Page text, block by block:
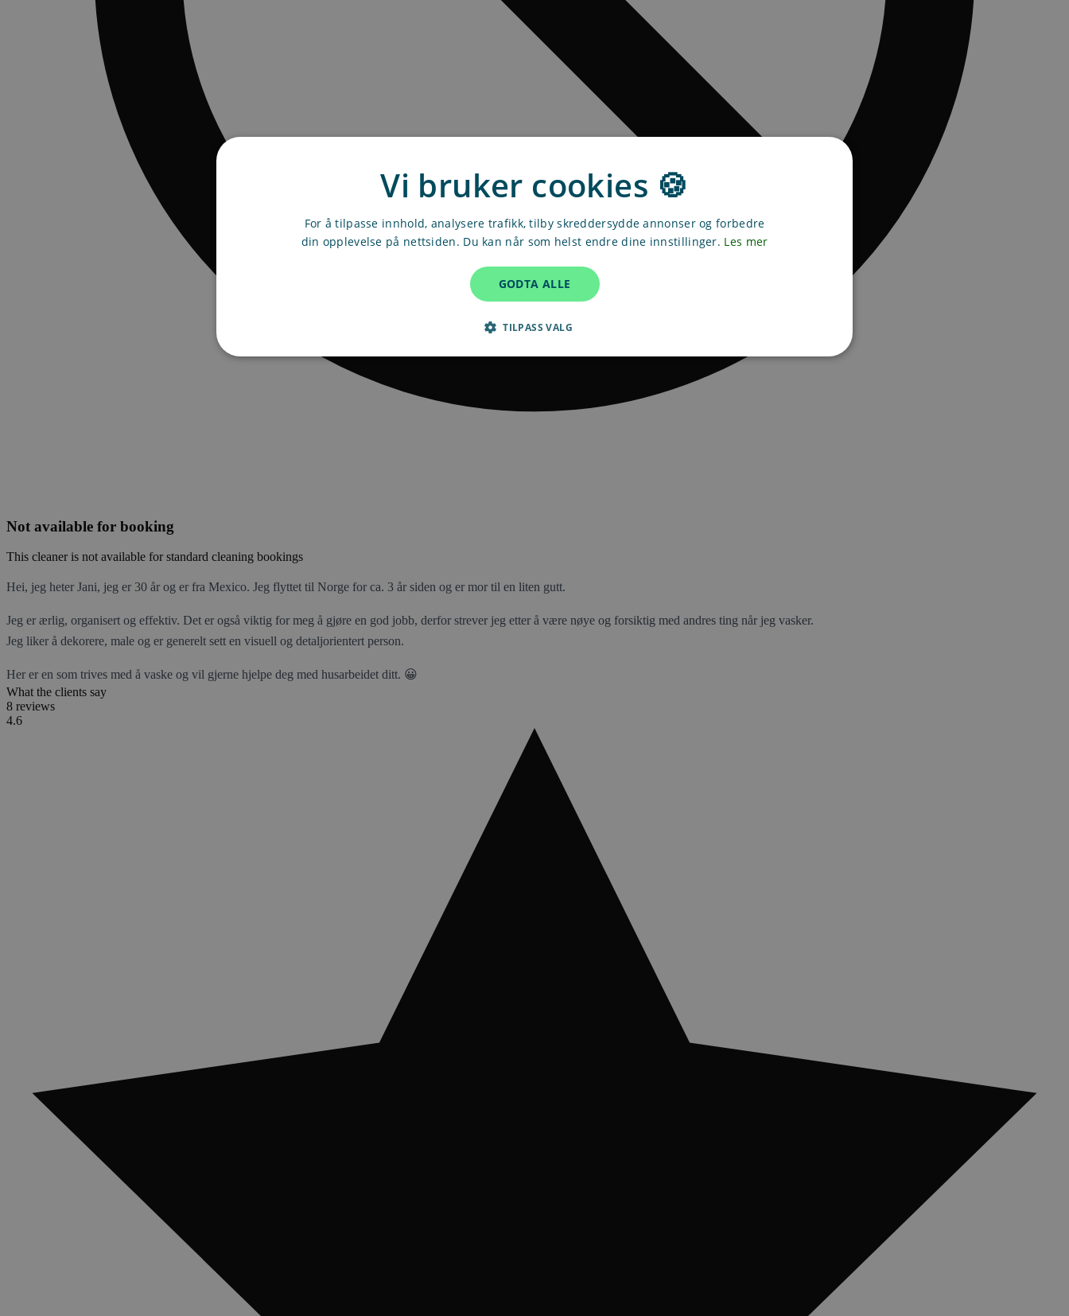
Not available for booking
This cleaner is not available for standard cleaning bookings
Hei, jeg heter Jani, jeg er 30 år og er fra Mexico. Jeg flyttet til Norge for ca. 3 år siden og er mor til en liten gutt.
Jeg er ærlig, organisert og effektiv. Det er også viktig for meg å gjøre en god jobb, derfor strever jeg etter å være nøye og forsiktig med andres ting når jeg vasker.
Jeg liker å dekorere, male og er generelt sett en visuell og detaljorientert person.
Her er en som trives med å vaske og vil gjerne hjelpe deg med husarbeidet ditt. 😀
What the clients say
8 reviews
4.6
Vi bruker cookies 🍪
For å tilpasse innhold, analysere trafikk, tilby skreddersydde annonser og forbedre
din opplevelse på nettsiden. Du kan når som helst endre dine innstillinger. Les mer
GODTA ALLE
TILPASS VALG